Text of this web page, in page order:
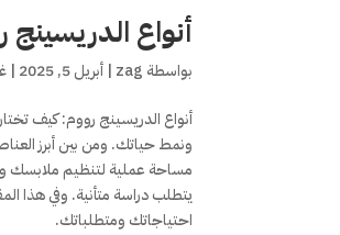
أنواع الدريسينج
بواسطة zag
|أبريل 5, 2025 |
أنواع الدريسينج رووم: كيف
ونمط حياتك. ومن بين أبرز
مساحة عملية لتنظيم ملابسك
يتطلب دراسة متأنية. وفي هذا
احتياجاتك ومتطلباتك.